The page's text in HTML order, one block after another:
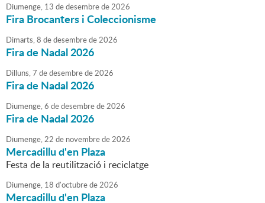
Diumenge, 13 dedesembrede2026
Fira Brocanters i Coleccionisme
Dimarts,8 dedesembrede2026
Fira de Nadal 2026
Dilluns,7 dedesembrede2026
Fira de Nadal 2026
Diumenge,6 dedesembrede2026
Fira de Nadal 2026
Diumenge,22 de novembrede2026
Mercadillu d'en Plaza
Festa de la reutilització i reciclatge
Diumenge, 18 d'octubrede2026
Mercadillu d'en Plaza